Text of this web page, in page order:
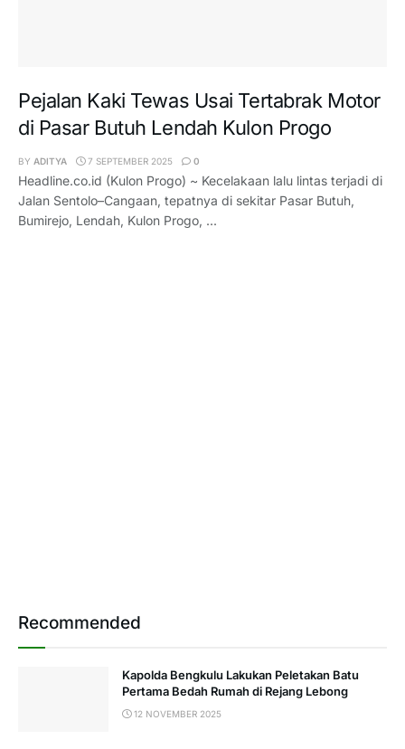
Pejalan Kaki Tewas Usai Tertabrak Motor
di Pasar Butuh Lendah Kulon Progo
BY ADITYA 7 SEPTEMBER 2025 0
Headline.co.id (Kulon Progo) ~ Kecelakaan lalu lintas terjadi di
Jalan Sentolo–Cangaan, tepatnya di sekitar Pasar Butuh,
Bumirejo, Lendah, Kulon Progo, ...
Recommended
Kapolda Bengkulu Lakukan Peletakan Batu
Pertama Bedah Rumah di Rejang Lebong
12 NOVEMBER 2025